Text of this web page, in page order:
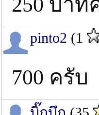
pinto2 (1
700 ครับ